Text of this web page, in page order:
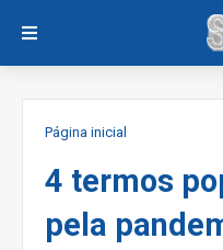
Página inicial
4 termos
pela